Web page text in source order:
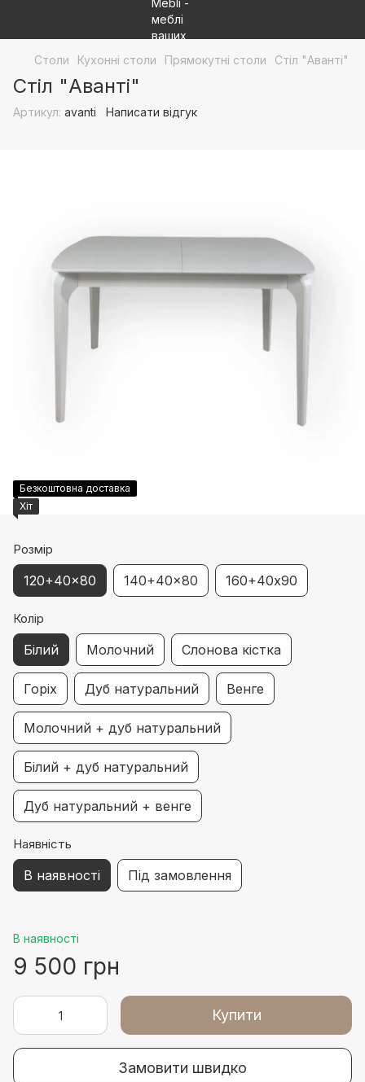
Столи Кухонні столи Прямокутні столи Стіл "Аванті"
Стіл "Аванті"
Артикул: avanti Написати відгук
Безкоштовна доставка
Хіт
Розмір
120+40x80 140+40x80 160+40х90
Колір
Білий Молочний Слонова кістка
Горіх Дуб натуральний Венге
Молочний + дуб натуральний
Білий + дуб натуральний
Дуб натуральний + венге
Наявність
В наявності Під замовлення
В наявності
9 500 грн
Купити
Замовити швидко